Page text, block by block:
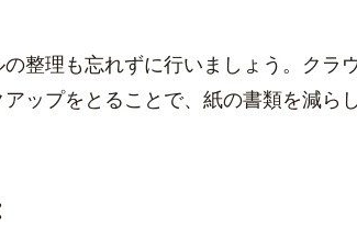
整理も忘れずに行いましょう。クラ
ップをとることで、紙の書類を減ら